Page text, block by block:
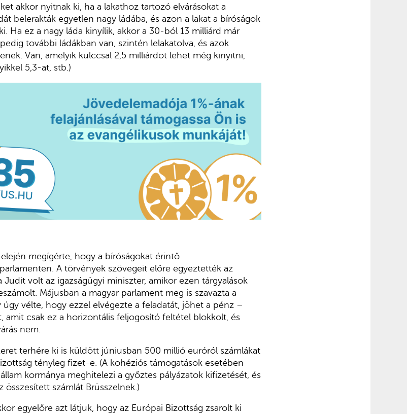
akkor nyitnak ki, ha a lakathoz tartozó elvárásokat a
belerakták egyetlen nagy ládába, és azon a lakat a bíróságok
Ha ez a nagy láda kinyílik, akkor a 30-ból 13 milliárd már
további ládákban van, szintén lelakatolva, és azok
Van, amelyik kulccsal 2,5 milliárdot lehet még kinyitni,
5,3-at, stb.)
megígérte, hogy a bíróságokat érintő
A törvények szövegeit előre egyeztették az
Judit volt az igazságügyi miniszter, amikor ezen tárgyalások
Májusban a magyar parlament meg is szavazta a
vélte, hogy ezzel elvégezte a feladatát, jöhet a pénz –
amit csak ez a horizontális feljogosító feltétel blokkolt, és
nem.
terhére ki is küldött júniusban 500 millió euróról számlákat
tényleg fizet-e. (A kohéziós támogatások esetében
kormánya meghitelezi a győztes pályázatok kifizetését, és
számlát Brüsszelnek.)
egyelőre azt látjuk, hogy az Európai Bizottság zsarolt ki